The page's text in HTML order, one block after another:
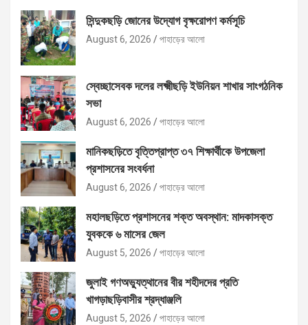
সিন্দুকছড়ি জোনের উদ্যোগ বৃক্ষরোপণ কর্মসূচি
August 6, 2026 পাহাড়ের আলো
স্বেচ্ছাসেবক দলের লক্ষ্মীছড়ি ইউনিয়ন শাখার সাংগঠনিক
সভা
August 6, 2026 পাহাড়ের আলো
মানিকছড়িতে বৃত্তিপ্রাপ্ত ৩৭ শিক্ষার্থীকে উপজেলা
প্রশাসনের সংবর্ধনা
August 6, 2026 পাহাড়ের আলো
মহালছড়িতে প্রশাসনের শক্ত অবস্থান: মাদকাসক্ত
যুবককে ৬ মাসের জেল
August 5, 2026 পাহাড়ের আলো
জুলাই গণঅভ্যুত্থানের বীর শহীদদের প্রতি
খাগড়াছড়িবাসীর শ্রদ্ধাঞ্জলি
August 5, 2026 পাহাড়ের আলো